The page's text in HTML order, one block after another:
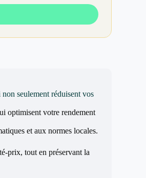
seulement réduisent vos
optimisent votre rendement
et aux normes locales.
prix, tout en préservant la